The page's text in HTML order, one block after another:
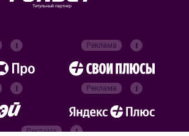
Титульный партнер
Реклама
Реклама
Реклама